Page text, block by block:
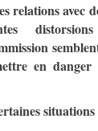
relations avec
en danger